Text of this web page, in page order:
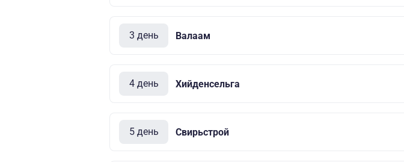
3 день Валаам
4 день Хийденсельга
5 день Свирьстрой